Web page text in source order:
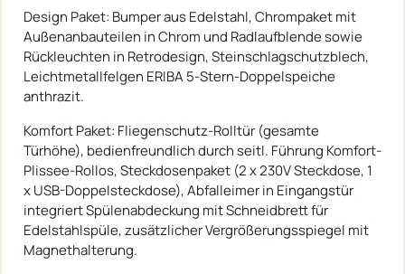
Design Paket: Bumper aus Edelstahl, Chrompaket mit
Außenanbauteilen in Chrom und Radlaufblende sowie
Rückleuchten in Retrodesign, Steinschlagschutzblech,
Leichtmetallfelgen ERIBA 5-Stern-Doppelspeiche
anthrazit.
Komfort Paket: Fliegenschutz-Rolltür (gesamte
Türhöhe), bedienfreundlich durch seitl. Führung Komfort-
Plissee-Rollos, Steckdosenpaket (2 x 230V Steckdose, 1
x USB-Doppelsteckdose), Abfalleimer in Eingangstür
integriert Spülenabdeckung mit Schneidbrett für
Edelstahlspüle, zusätzlicher Vergrößerungsspiegel mit
Magnethalterung.